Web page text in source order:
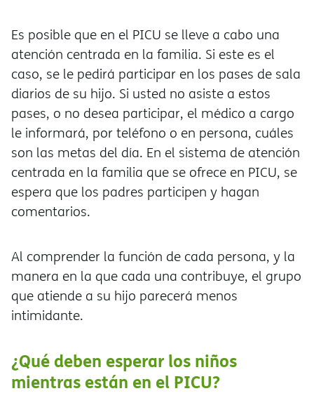
Es posible que en el PICU se lleve a cabo una
atención centrada en la familia. Si este es el
caso, se le pedirá participar en los pases de sala
diarios de su hijo. Si usted no asiste a estos
pases, o no desea participar, el médico a cargo
le informará, por teléfono o en persona, cuáles
son las metas del día. En el sistema de atención
centrada en la familia que se ofrece en PICU, se
espera que los padres participen y hagan
comentarios.
Al comprender la función de cada persona, y la
manera en la que cada una contribuye, el grupo
que atiende a su hijo parecerá menos
intimidante.
¿Qué deben esperar los niños
mientras están en el PICU?